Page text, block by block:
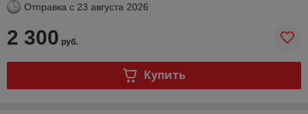
Отправка с 23 августа 2026
2 300 руб.
Купить